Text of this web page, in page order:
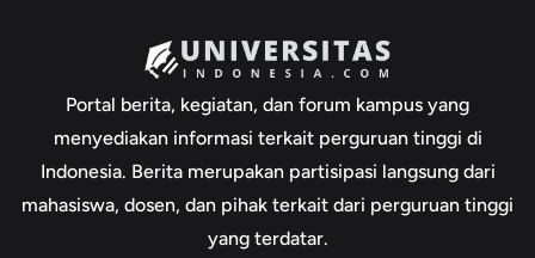
Portal berita, kegiatan, dan forum kampus yang
menyediakan informasi terkait perguruan tinggi di
Indonesia. Berita merupakan partisipasi langsung dari
mahasiswa, dosen, dan pihak terkait dari perguruan tinggi
yang terdatar.